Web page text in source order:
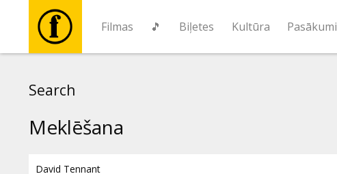
Filmas 🎵 Biļetes Kultūra Pasākumi
Search
Meklēšana